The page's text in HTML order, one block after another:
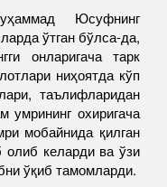
Юсуфнинг
ўтган бўлса-да,
онларигача тарк
ниҳоятда кўп
таълифларидан
умрининг охиригача
мобайнида қилган
келарди ва ўзи
ўқиб тамомларди.